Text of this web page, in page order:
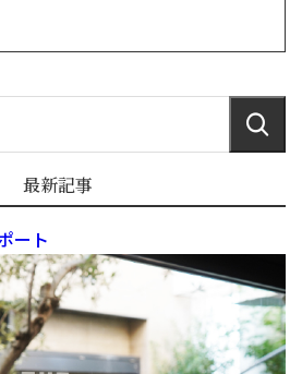
最新記事
ート